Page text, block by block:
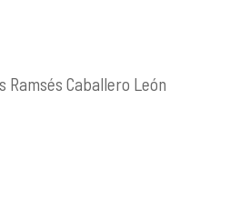
Ramsés Caballero León